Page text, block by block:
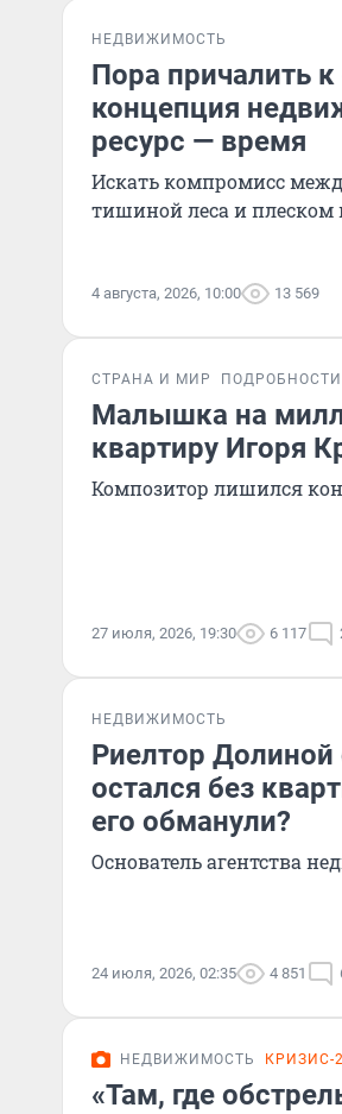
НЕДВИЖИМОСТЬ
Пора причалить
концепция
ресурс — время
Искать компромисс
тишиной леса и
4 августа, 2026, 10:00 13 569
СТРАНА И МИР ПОДРОБНОСТИ
Малышка на
квартиру Игоря
Композитор лишился
27 июля, 2026, 19:30 6 117
НЕДВИЖИМОСТЬ
Риелтор
остался без
его обманули?
Основатель агентства
24 июля, 2026, 02:35 4 851
НЕДВИЖИМОСТЬ КРИЗИС-
«Там, где